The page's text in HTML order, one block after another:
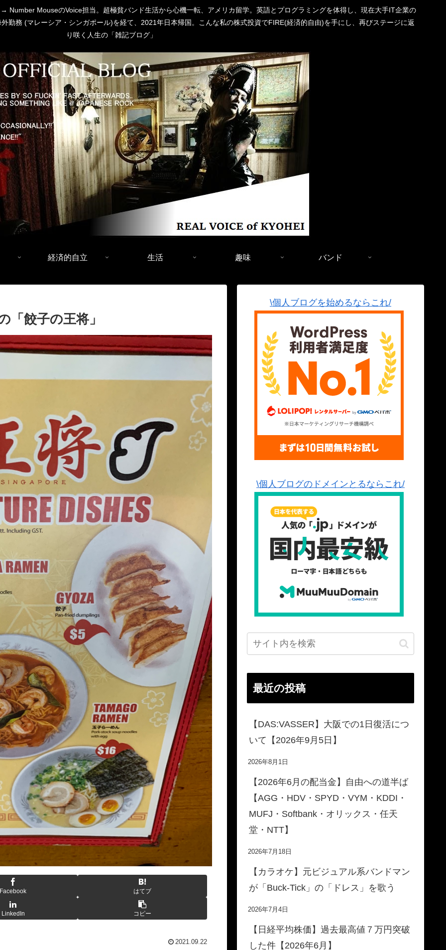
MouseのVoice担当。超極貧バンド生活から心機一転、アメリカ留学。英語とプログラミングを体得し、現在大手IT企業の
勤務 (マレーシア・シンガポール)を経て、2021年日本帰国。こんな私の株式投資でFIRE(経済的自由)を手にし、再びステージに返
り咲く人生の「雑記ブログ」
経済的自立 生活 趣味 バンド
「餃子の王将」
Facebook はてブ
LinkedIn コピー
2021.09.22
\個人ブログを始めるならこれ/
\個人ブログのドメインとるならこれ/
最近の投稿
【DAS:VASSER】大阪での1日復活につ
いて【2026年9月5日】
2026年8月1日
【2026年6月の配当金】自由への道半ば
【AGG・HDV・SPYD・VYM・KDDI・
MUFJ・Softbank・オリックス・任天
堂・NTT】
2026年7月18日
【カラオケ】元ビジュアル系バンドマン
が「Buck-Tick」の「ドレス」を歌う
2026年7月4日
【日経平均株価】過去最高値７万円突破
した件【2026年6月】